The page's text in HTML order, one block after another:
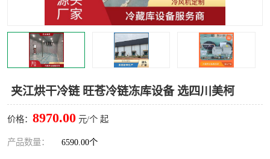
夹江烘干冷链 旺苍冷链冻库设备 选四川美柯
价格： 8970.00 元/个 起
产品数量： 6590.00个
烘干冷链 冻库安装，小型冻库造价
内江冷库，内江冻库 宜宾冷库，宜宾冻库设备